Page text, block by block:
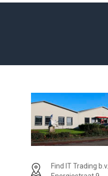
Find IT Trading b.v.